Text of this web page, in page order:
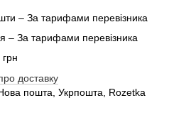
– За тарифами перевізника
– За тарифами перевізника
доставку
пошта, Укрпошта, Rozetka